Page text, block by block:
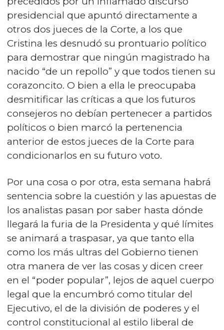
presidencial que apuntó directamente a
otros dos jueces de la Corte, a los que
Cristina les desnudó su prontuario político
para demostrar que ningún magistrado ha
nacido “de un repollo” y que todos tienen su
corazoncito. O bien a ella le preocupaba
desmitificar las críticas a que los futuros
consejeros no debían pertenecer a partidos
políticos o bien marcó la pertenencia
anterior de estos jueces de la Corte para
condicionarlos en su futuro voto.
Por una cosa o por otra, esta semana habrá
sentencia sobre la cuestión y las apuestas de
los analistas pasan por saber hasta dónde
llegará la furia de la Presidenta y qué límites
se animará a traspasar, ya que tanto ella
como los más ultras del Gobierno tienen
otra manera de ver las cosas y dicen creer
en el “poder popular”, lejos de aquel cuerpo
legal que la encumbró como titular del
Ejecutivo, el de la división de poderes y el
control constitucional al estilo liberal de